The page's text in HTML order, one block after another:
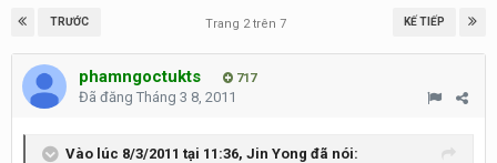
TRƯỚC KẾ TIẾP
Trang 2 trên 7
phamngoctukts 717
Đã đăng Tháng 3 8, 2011
Vào lúc 8/3/2011 tại 11:36, Jin Yong đã nói: